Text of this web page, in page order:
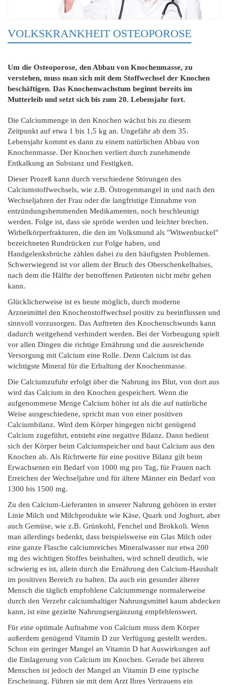
VOLKSKRANKHEIT OSTEOPOROSE
Um die Osteoporose, den Abbau von Knochenmasse, zu
verstehen, muss man sich mit dem Stoffwechsel der Knochen
beschäftigen. Das Knochenwachstum beginnt bereits im
Mutterleib und setzt sich bis zum 20. Lebensjahr fort.
Die Calciummenge in den Knochen wächst bis zu diesem
Zeitpunkt auf etwa 1 bis 1,5 kg an. Ungefähr ab dem 35.
Lebensjahr kommt es dann zu einem natürlichen Abbau von
Knochenmasse. Der Knochen verliert durch zunehmende
Entkalkung an Substanz und Festigkeit.
Dieser Prozeß kann durch verschiedene Störungen des
Calciumstoffwechsels, wie z.B. Östrogenmangel in und nach den
Wechseljahren der Frau oder die langfristige Einnahme von
entzündungshemmenden Medikamenten, noch beschleunigt
werden. Folge ist, dass sie spröde werden und leichter brechen.
Wirbelkörperfrakturen, die den im Volksmund als "Witwenbuckel"
bezeichneten Rundrücken zur Folge haben, und
Handgelenksbrüche zählen dabei zu den häufigsten Problemen.
Schwerwiegend ist vor allem der Bruch des Oberschenkelhalses,
nach dem die Hälfte der betroffenen Patienten nicht mehr gehen
kann.
Glücklicherweise ist es heute möglich, durch moderne
Arzneimittel den Knochenstoffwechsel positiv zu beeinflussen und
sinnvoll vorzusorgen. Das Auftreten des Knochenschwunds kann
dadurch weitgehend verhindert werden. Bei der Vorbeugung spielt
vor allen Dingen die richtige Ernährung und die ausreichende
Versorgung mit Calcium eine Rolle. Denn Calcium ist das
wichtigste Mineral für die Erhaltung der Knochenmasse.
Die Calciumzufuhr erfolgt über die Nahrung ins Blut, von dort aus
wird das Calcium in den Knochen gespeichert. Wenn die
aufgenommene Menge Calcium höher ist als die auf natürliche
Weise ausgeschiedene, spricht man von einer positiven
Calciumbilanz. Wird dem Körper hingegen nicht genügend
Calcium zugeführt, entsteht eine negative Bilanz. Dann bedient
sich der Körper beim Calciumspeicher und baut Calcium aus den
Knochen ab. Als Richtwerte für eine positive Bilanz gilt beim
Erwachsenen ein Bedarf von 1000 mg pro Tag, für Frauen nach
Erreichen der Wechseljahre und für ältere Männer ein Bedarf von
1300 bis 1500 mg.
Zu den Calcium-Lieferanten in unserer Nahrung gehören in erster
Linie Milch und Milchprodukte wie Käse, Quark und Joghurt, aber
auch Gemüse, wie z.B. Grünkohl, Fenchel und Brokkoli. Wenn
man allerdings bedenkt, dass beispielsweise ein Glas Milch oder
eine ganze Flasche calciumreiches Mineralwasser nur etwa 200
mg des wichtigen Stoffes beinhalten, wird schnell deutlich, wie
schwierig es ist, allein durch die Ernährung den Calcium-Haushalt
im positiven Bereich zu halten. Da auch ein gesunder älterer
Mensch die täglich empfohlene Calciummenge normalerweise
durch den Verzehr calciumhaltiger Nahrungsmittel kaum abdecken
kann, ist eine gezielte Nahrungsergänzung empfehlenswert.
Für eine optimale Aufnahme von Calcium muss dem Körper
außerdem genügend Vitamin D zur Verfügung gestellt werden.
Schon ein geringer Mangel an Vitamin D hat Auswirkungen auf
die Einlagerung von Calcium im Knochen. Gerade bei älteren
Menschen ist jedoch der Mangel an Vitamin D eine typische
Erscheinung. Führen sie mit dem Arzt Ihres Vertrauens ein